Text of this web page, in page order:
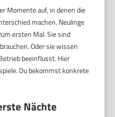
Momente auf, in denen die
machen. Neulinge
ersten Mal. Sie sind
Oder sie wissen
beeinflusst. Hier
Du bekommst konkrete
Nächte